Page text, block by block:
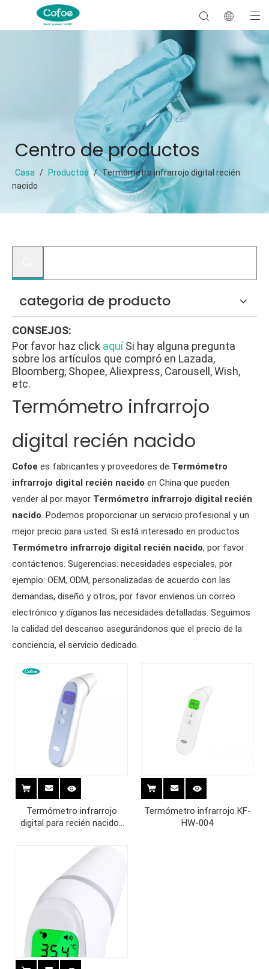
Centro de productos
Casa / Productos / Termómetro infrarrojo digital recién
nacido
categoria de producto
CONSEJOS:
Por favor haz click aquí Si hay alguna pregunta
sobre los artículos que compró en Lazada,
Bloomberg, Shopee, Aliexpress, Carousell, Wish,
etc.
Termómetro infrarrojo
digital recién nacido
Cofoe es fabricantes y proveedores de Termómetro
infrarrojo digital recién nacido en China que pueden
vender al por mayor Termómetro infrarrojo digital recién
nacido. Podemos proporcionar un servicio profesional y un
mejor precio para usted. Si está interesado en productos
Termómetro infrarrojo digital recién nacido, por favor
contáctenos. Sugerencias: necesidades especiales, por
ejemplo: OEM, ODM, personalizadas de acuerdo con las
demandas, diseño y otros, por favor envíenos un correo
electrónico y díganos las necesidades detalladas. Seguimos
la calidad del descanso asegurándonos que el precio de la
conciencia, el servicio dedicado.
Termómetro infrarrojo
digital para recién nacidos
Termómetro infrarrojo KF-
HW-004